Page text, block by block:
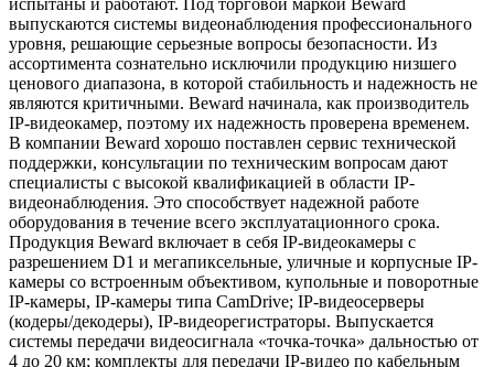
испытаны и работают. Под торговой маркой Beward
выпускаются системы видеонаблюдения профессионального
уровня, решающие серьезные вопросы безопасности. Из
ассортимента сознательно исключили продукцию низшего
ценового диапазона, в которой стабильность и надежность не
являются критичными. Beward начинала, как производитель
IP-видеокамер, поэтому их надежность проверена временем.
В компании Beward хорошо поставлен сервис технической
поддержки, консультации по техническим вопросам дают
специалисты с высокой квалификацией в области IP-
видеонаблюдения. Это способствует надежной работе
оборудования в течение всего эксплуатационного срока.
Продукция Beward включает в себя IP-видеокамеры с
разрешением D1 и мегапиксельные, уличные и корпусные IP-
камеры со встроенным объективом, купольные и поворотные
IP-камеры, IP-камеры типа CamDrive; IP-видеосерверы
(кодеры/декодеры), IP-видеорегистраторы. Выпускается
системы передачи видеосигнала «точка-точка» дальностью от
4 до 20 км; комплекты для передачи IP-видео по кабельным